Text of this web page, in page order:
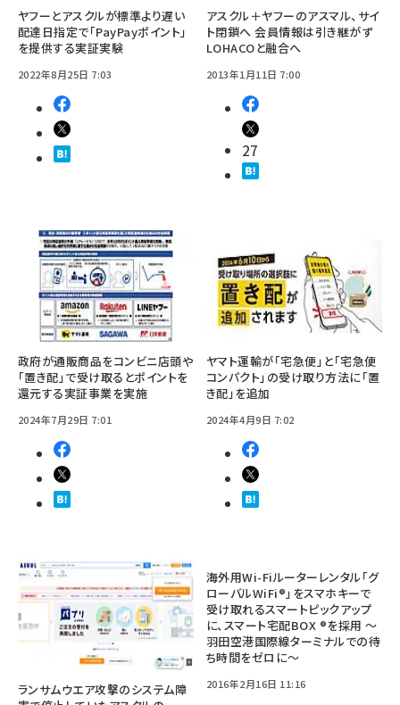
ヤフーとアスクルが標準より遅い
配達日指定で「PayPayポイント」
を提供する実証実験
2022年8月25日 7:03
アスクル＋ヤフーのアスマル、サイ
ト閉鎖へ 会員情報は引き継がず
LOHACOと融合へ
2013年1月11日 7:00
27
政府が通販商品をコンビニ店頭や
「置き配」で受け取るとポイントを
還元する実証事業を実施
2024年7月29日 7:01
ヤマト運輸が「宅急便」と「宅急便
コンパクト」の受け取り方法に「置
き配」を追加
2024年4月9日 7:02
ランサムウエア攻撃のシステム障
海外用Wi-Fiルーターレンタル「グ
ローバルWiFi®」をスマホキーで
受け取れるスマートピックアップ
に、スマート宅配BOX ®を採用 ～
羽田空港国際線ターミナルでの待
ち時間をゼロに～
2016年2月16日 11:16